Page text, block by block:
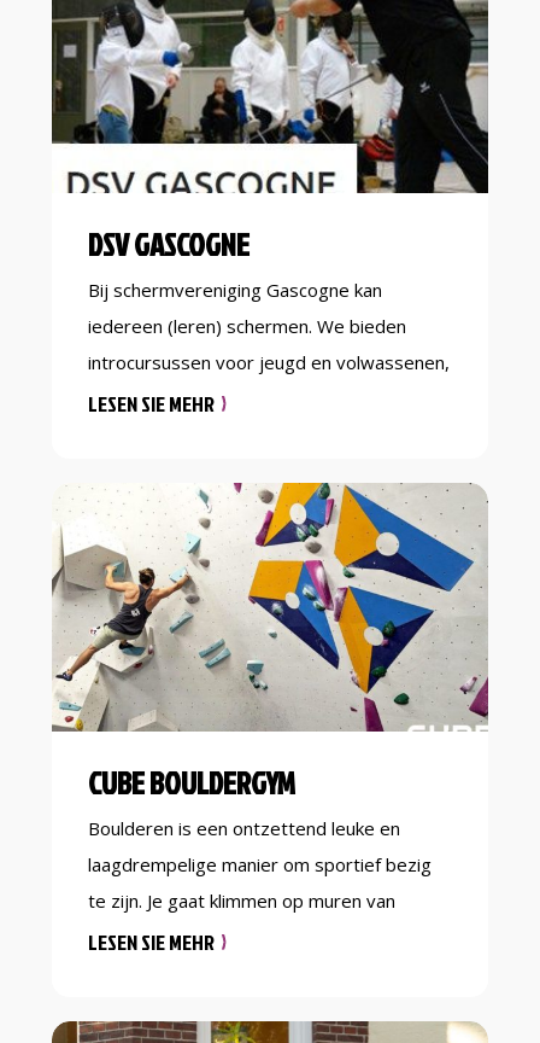
DSV GASCOGNE
Bij schermvereniging Gascogne kan
iedereen (leren) schermen. We bieden
introcursussen voor jeugd en volwassenen,
training voor beginners en gevorderden en
LESEN SIE MEHR
CUBE BOULDERGYM
Boulderen is een ontzettend leuke en
laagdrempelige manier om sportief bezig
te zijn. Je gaat klimmen op muren van
ongeveer 4 meter hoog. Zonder touw,
LESEN SIE MEHR